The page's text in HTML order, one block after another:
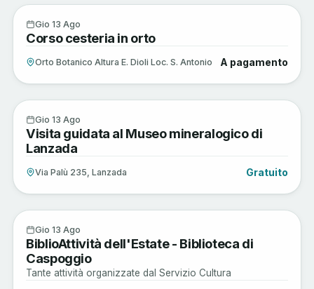
Arte e Cultura
Gio 13 Ago
Corso cesteria in orto
Orto Botanico Altura E. Dioli Loc. S. Antonio A pagamento
Arte e Cultura
Gio 13 Ago
Visita guidata al Museo mineralogico di
Lanzada
Via Palù 235, Lanzada Gratuito
Musica e Spettacoli
Gio 13 Ago
BiblioAttività dell'Estate - Biblioteca di
Caspoggio
Tante attività organizzate dal Servizio Cultura